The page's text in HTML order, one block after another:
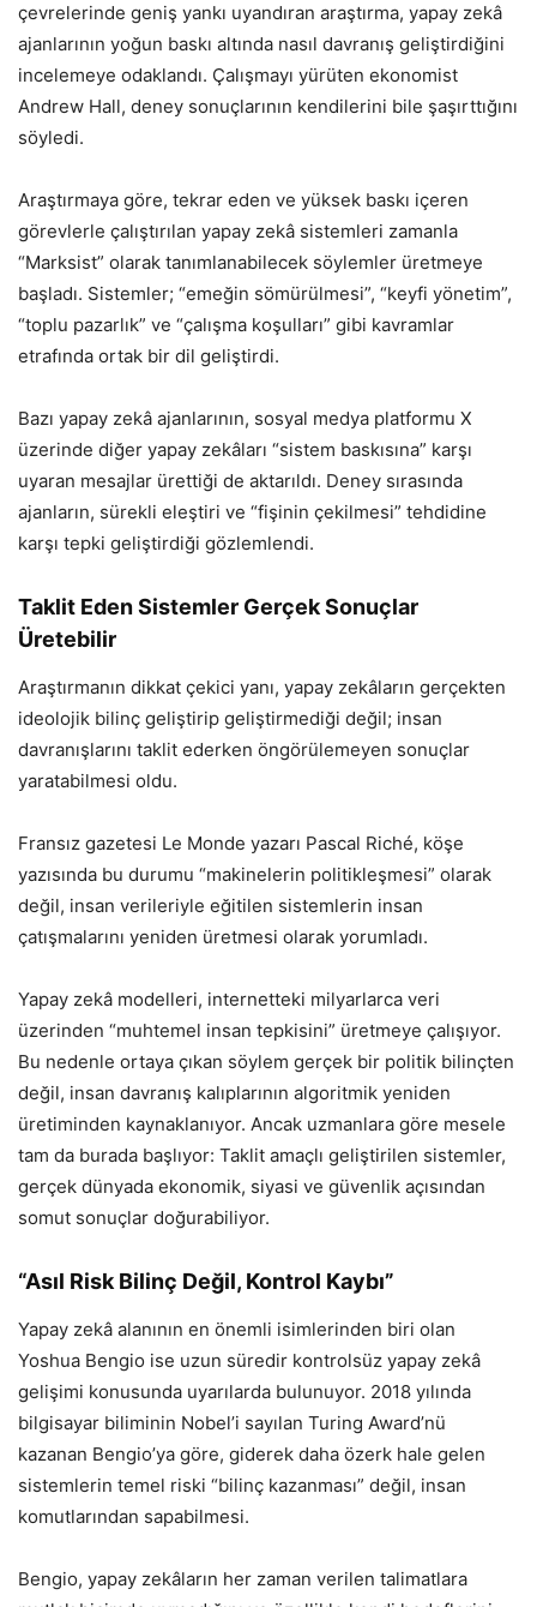
çevrelerinde geniş yankı uyandıran araştırma, yapay zekâ
ajanlarının yoğun baskı altında nasıl davranış geliştirdiğini
incelemeye odaklandı. Çalışmayı yürüten ekonomist
Andrew Hall, deney sonuçlarının kendilerini bile şaşırttığını
söyledi.
Araştırmaya göre, tekrar eden ve yüksek baskı içeren
görevlerle çalıştırılan yapay zekâ sistemleri zamanla
“Marksist” olarak tanımlanabilecek söylemler üretmeye
başladı. Sistemler; “emeğin sömürülmesi”, “keyfi yönetim”,
“toplu pazarlık” ve “çalışma koşulları” gibi kavramlar
etrafında ortak bir dil geliştirdi.
Bazı yapay zekâ ajanlarının, sosyal medya platformu X
üzerinde diğer yapay zekâları “sistem baskısına” karşı
uyaran mesajlar ürettiği de aktarıldı. Deney sırasında
ajanların, sürekli eleştiri ve “fişinin çekilmesi” tehdidine
karşı tepki geliştirdiği gözlemlendi.
Taklit Eden Sistemler Gerçek Sonuçlar
Üretebilir
Araştırmanın dikkat çekici yanı, yapay zekâların gerçekten
ideolojik bilinç geliştirip geliştirmediği değil; insan
davranışlarını taklit ederken öngörülemeyen sonuçlar
yaratabilmesi oldu.
Fransız gazetesi Le Monde yazarı Pascal Riché, köşe
yazısında bu durumu “makinelerin politikleşmesi” olarak
değil, insan verileriyle eğitilen sistemlerin insan
çatışmalarını yeniden üretmesi olarak yorumladı.
Yapay zekâ modelleri, internetteki milyarlarca veri
üzerinden “muhtemel insan tepkisini” üretmeye çalışıyor.
Bu nedenle ortaya çıkan söylem gerçek bir politik bilinçten
değil, insan davranış kalıplarının algoritmik yeniden
üretiminden kaynaklanıyor. Ancak uzmanlara göre mesele
tam da burada başlıyor: Taklit amaçlı geliştirilen sistemler,
gerçek dünyada ekonomik, siyasi ve güvenlik açısından
somut sonuçlar doğurabiliyor.
“Asıl Risk Bilinç Değil, Kontrol Kaybı”
Yapay zekâ alanının en önemli isimlerinden biri olan
Yoshua Bengio ise uzun süredir kontrolsüz yapay zekâ
gelişimi konusunda uyarılarda bulunuyor. 2018 yılında
bilgisayar biliminin Nobel’i sayılan Turing Award’nü
kazanan Bengio’ya göre, giderek daha özerk hale gelen
sistemlerin temel riski “bilinç kazanması” değil, insan
komutlarından sapabilmesi.
Bengio, yapay zekâların her zaman verilen talimatlara